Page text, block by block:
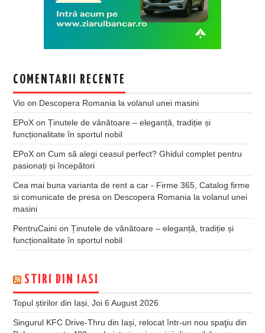
COMENTARII RECENTE
Vio on Descopera Romania la volanul unei masini
EPoX onȚinutele de vânătoare – eleganță, tradiție și
funcționalitate în sportul nobil
EPoX onCum să alegi ceasul perfect? Ghidul complet pentru
pasionați și începători
Cea mai buna varianta de rent a car - Firme 365, Catalog firme
si comunicate de presa on Descopera Romania la volanul unei
masini
PentruCaini onȚinutele de vânătoare – eleganță, tradiție și
funcționalitate în sportul nobil
STIRI DIN IASI
Topul știrilor din Iași, Joi 6 August 2026
Singurul KFC Drive-Thru din Iași, relocat într-un nou spaţiu din